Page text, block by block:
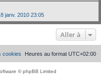
janv. 2010 23:05
Aller à
Heures au format UTC+02:00
cookies
© phpBB Limited